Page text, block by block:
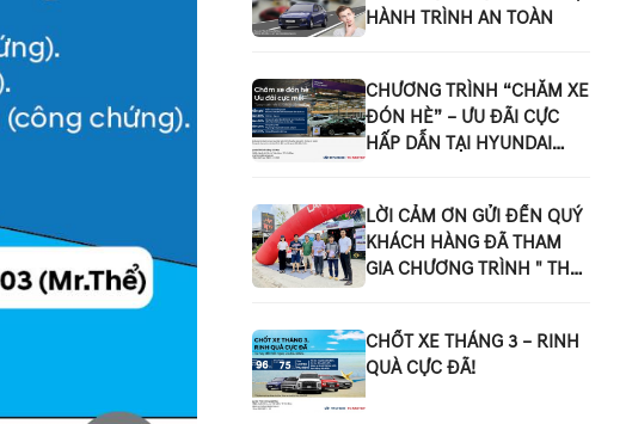
HÀNH TRÌNH AN TOÀN
CHƯƠNG TRÌNH “CHĂM XE
ĐÓN HÈ” – ƯU ĐÃI CỰC
HẤP DẪN TẠI HYUNDAI
LỜI CẢM ƠN GỬI ĐẾN QUÝ
KHÁCH HÀNG ĐÃ THAM
GIA CHƯƠNG TRÌNH " THỬ
U MINH
CHỐT XE THÁNG 3 – RINH
QUÀ CỰC ĐÃ!